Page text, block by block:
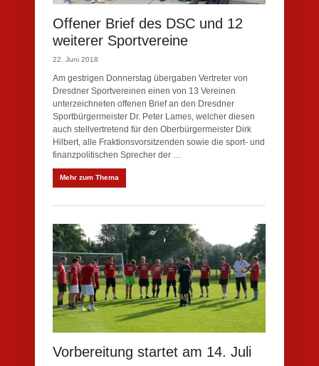
Offener Brief des DSC und 12
weiterer Sportvereine
22. Juni 2018
Am gestrigen Donnerstag übergaben Vertreter von
Dresdner Sportvereinen einen von 13 Vereinen
unterzeichneten offenen Brief an den Dresdner
Sportbürgermeister Dr. Peter Lames, welcher diesen
auch stellvertretend für den Oberbürgermeister Dirk
Hilbert, alle Fraktionsvorsitzenden sowie die sport- und
finanzpolitischen Sprecher der …
Mehr zum Thema
Vorbereitung startet am 14. Juli